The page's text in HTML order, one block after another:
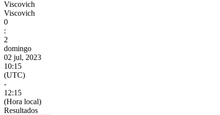
Viscovich
Viscovich
0
:
2
domingo
02 jul, 2023
10:15
(UTC)
-
12:15
(Hora local)
Resultados